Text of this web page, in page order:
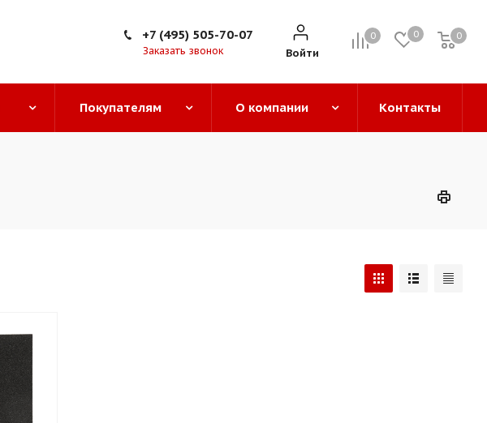
0 0 0
0
Войти
+7 (495) 505-70-07
Заказать звонок
Покупателям О компании Контакты